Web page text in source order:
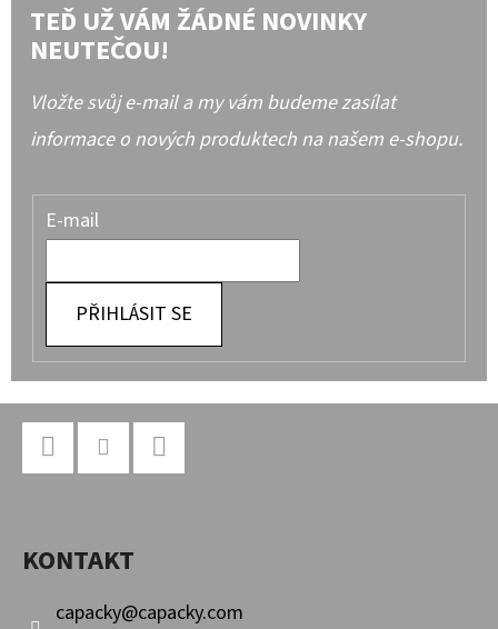
TEĎ UŽ VÁM ŽÁDNÉ NOVINKY
NEUTEČOU!
Vložte svůj e-mail a my vám budeme zasílat
informace o nových produktech na našem e-shopu.
E-mail
PŘIHLÁSIT SE
KONTAKT
capacky@capacky.com